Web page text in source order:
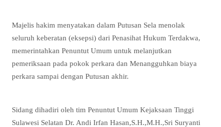
Majelis hakim menyatakan dalam Putusan Sela menolak
seluruh keberatan (eksepsi) dari Penasihat Hukum Terdakwa,
memerintahkan Penuntut Umum untuk melanjutkan
pemeriksaan pada pokok perkara dan Menangguhkan biaya
perkara sampai dengan Putusan akhir.
Sidang dihadiri oleh tim Penuntut Umum Kejaksaan Tinggi
Sulawesi Selatan Dr. Andi Irfan Hasan,S.H.,M.H.,Sri Suryanti